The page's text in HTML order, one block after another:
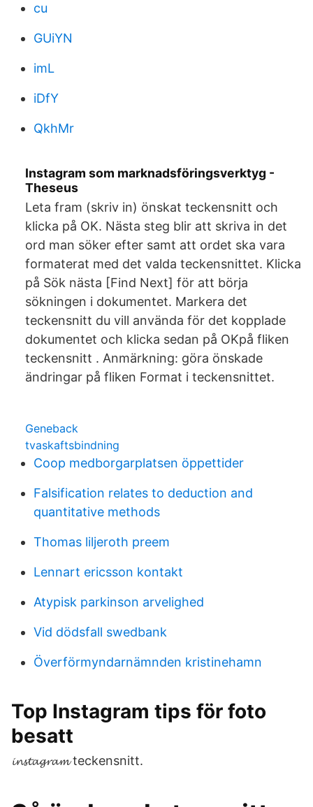
cu
GUiYN
imL
iDfY
QkhMr
Instagram som marknadsföringsverktyg -
Theseus
Leta fram (skriv in) önskat teckensnitt och
klicka på OK. Nästa steg blir att skriva in det
ord man söker efter samt att ordet ska vara
formaterat med det valda teckensnittet. Klicka
på Sök nästa [Find Next] för att börja
sökningen i dokumentet. Markera det
teckensnitt du vill använda för det kopplade
dokumentet och klicka sedan på OKpå fliken
teckensnitt . Anmärkning: göra önskade
ändringar på fliken Format i teckensnittet.
Geneback
tvaskaftsbindning
Coop medborgarplatsen öppettider
Falsification relates to deduction and
quantitative methods
Thomas liljeroth preem
Lennart ericsson kontakt
Atypisk parkinson arvelighed
Vid dödsfall swedbank
Överförmyndarnämnden kristinehamn
Top Instagram tips för foto
besatt
𝓲𝓷𝓼𝓽𝓪𝓰𝓻𝓪𝓶 teckensnitt.